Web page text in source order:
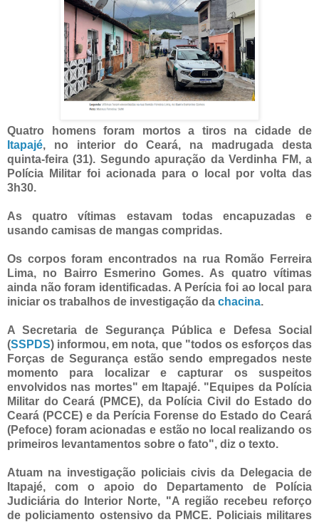
Quatro homens foram mortos a tiros na cidade de
Itapajé, no interior do Ceará, na madrugada desta
quinta-feira (31). Segundo apuração da Verdinha FM, a
Polícia Militar foi acionada para o local por volta das
3h30.
As quatro vítimas estavam todas encapuzadas e
usando camisas de mangas compridas.
Os corpos foram encontrados na rua Romão Ferreira
Lima, no Bairro Esmerino Gomes. As quatro vítimas
ainda não foram identificadas. A Perícia foi ao local para
iniciar os trabalhos de investigação da chacina.
A Secretaria de Segurança Pública e Defesa Social
(SSPDS) informou, em nota, que "todos os esforços das
Forças de Segurança estão sendo empregados neste
momento para localizar e capturar os suspeitos
envolvidos nas mortes" em Itapajé. "Equipes da Polícia
Militar do Ceará (PMCE), da Polícia Civil do Estado do
Ceará (PCCE) e da Perícia Forense do Estado do Ceará
(Pefoce) foram acionadas e estão no local realizando os
primeiros levantamentos sobre o fato", diz o texto.
Atuam na investigação policiais civis da Delegacia de
Itapajé, com o apoio do Departamento de Polícia
Judiciária do Interior Norte, "A região recebeu reforço
de policiamento ostensivo da PMCE. Policiais militares